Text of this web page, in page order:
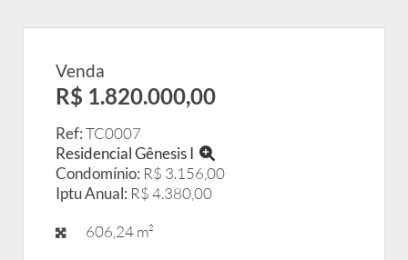
Venda
R$ 1.820.000,00
Ref:TC0007
Residencial Gênesis I
Condomínio: R$ 3.156,00
Iptu Anual: R$ 4.380,00
606,24 m²